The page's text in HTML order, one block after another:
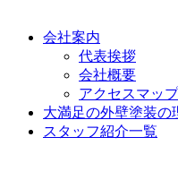
会社案内
代表挨拶
会社概要
アクセスマップ
大満足の外壁塗装の
スタッフ紹介一覧